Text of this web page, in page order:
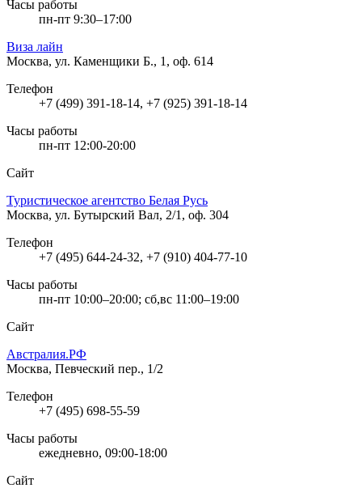
Часы работы
пн-пт 9:30–17:00
Виза лайн
Москва, ул. Каменщики Б., 1, оф. 614
Телефон
+7 (499) 391-18-14, +7 (925) 391-18-14
Часы работы
пн-пт 12:00-20:00
Сайт
Туристическое агентство Белая Русь
Москва, ул. Бутырский Вал, 2/1, оф. 304
Телефон
+7 (495) 644-24-32, +7 (910) 404-77-10
Часы работы
пн-пт 10:00–20:00; сб,вс 11:00–19:00
Сайт
Австралия.РФ
Москва, Певческий пер., 1/2
Телефон
+7 (495) 698-55-59
Часы работы
ежедневно, 09:00-18:00
Сайт